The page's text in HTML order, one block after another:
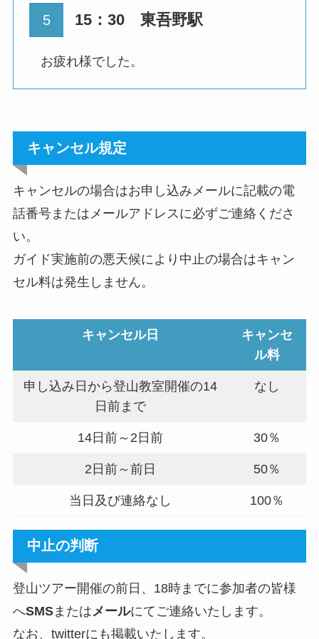
15：30 東吾野駅
お疲れ様でした。
キャンセル規定
キャンセルの場合はお申し込みメールに記載の電
話番号またはメールアドレスに必ずご連絡くださ
い。
ガイド実施前の悪天候により中止の場合はキャン
セル料は発生しません。
キャンセル日
キャンセ
ル料
申し込み日から登山教室開催の14
日前まで
なし
14日前～2日前 30％
2日前～前日 50％
当日及び連絡なし 100％
中止の判断
登山ツアー開催の前日、18時までに参加者の皆様
へSMSまたは メールにてご連絡いたします。
なお、twitterにも掲載いたします。